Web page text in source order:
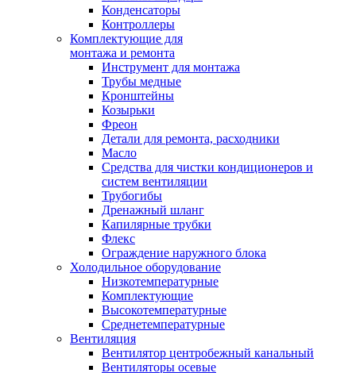
Конденсаторы
Контроллеры
Комплектующие для
монтажа и ремонта
Инструмент для монтажа
Трубы медные
Кронштейны
Козырьки
Фреон
Детали для ремонта, расходники
Масло
Средства для чистки кондиционеров и
систем вентиляции
Трубогибы
Дренажный шланг
Капилярные трубки
Флекс
Ограждение наружного блока
Холодильное оборудование
Низкотемпературные
Комплектующие
Высокотемпературные
Среднетемпературные
Вентиляция
Вентилятор центробежный канальный
Вентиляторы осевые